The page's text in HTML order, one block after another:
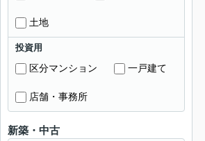
土地
投資用
区分マンション 一戸建て
店舗・事務所
新築・中古